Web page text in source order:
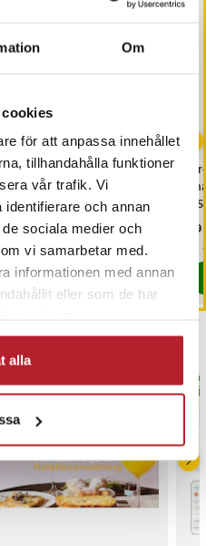
Om
för att anpassa innehållet
tillhandahålla funktioner
vår trafik. Vi
och annan
sociala medier och
vi samarbetar med.
informationen med annan
eller som de har
alla
Bluetooth-Adapter med
Mic till Volkswagen
Passat / Jetta / Polo
Pris:249 kr
249 kr
I lager, levereras inom 1-2 vardagar
Köp